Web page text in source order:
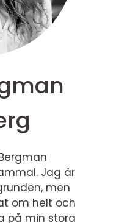
Jag är
men
om helt och
på min stora